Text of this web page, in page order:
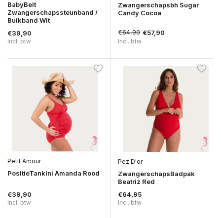
BabyBelt
Zwangerschapssteunband /
Buikband Wit
€39,90
Incl. btw
Zwangerschapsbh Sugar
Candy Cocoa
€64,90 €57,90
Incl. btw
Petit Amour
PositieTankini Amanda Rood
€39,90
Incl. btw
Pez D'or
ZwangerschapsBadpak
Beatriz Red
€64,95
Incl. btw